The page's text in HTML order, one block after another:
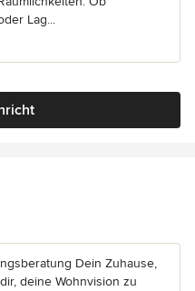
Lag...
5 Sternen
Dein Zuhause,
deine Wohnvision zu